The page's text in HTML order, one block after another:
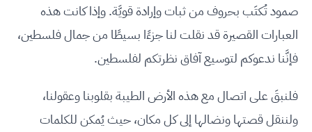
صمود تُكتَب بحروف من ثبات وإرادة قويَّة. وإذا كانت هذه
العبارات القصيرة قد نقلت لنا جزءًا بسيطًا من جمال فلسطين،
فإنَّنا ندعوكم لتوسيع آفاق نظرتكم لفلسطين.
فلنبقَ على اتصال مع هذه الأرض الطيبة بقلوبنا وعقولنا،
ولننقل قصتها ونضالها إلى كل مكان، حيث يُمكن للكلمات